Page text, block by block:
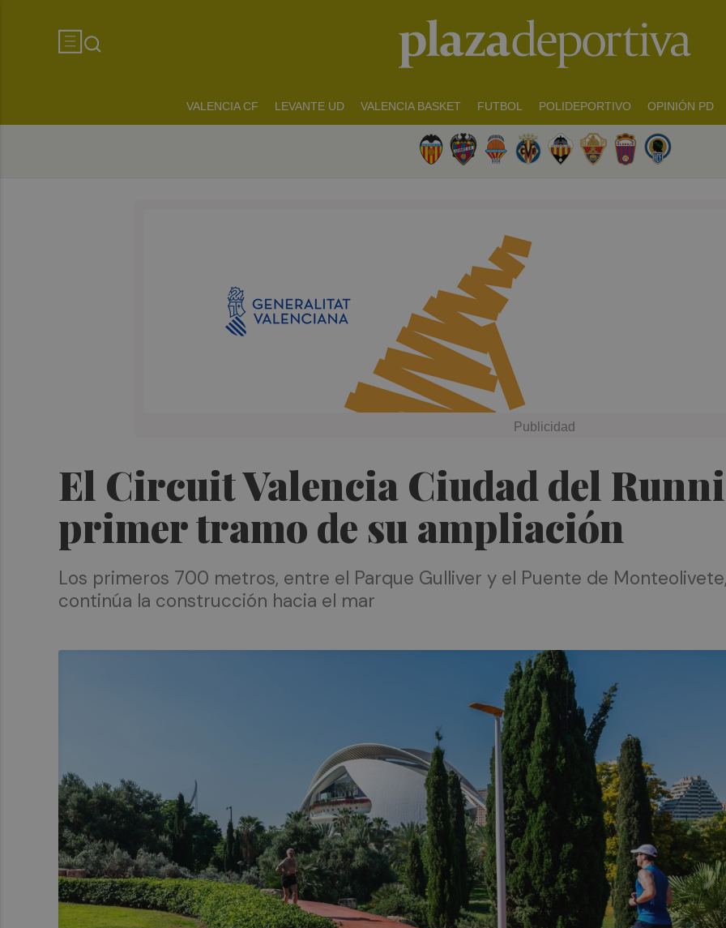
VALENCIA CF LEVANTE UD VALENCIA BASKET FUTBOL POLIDEPORTIVO OPINIÓN PD
El Circuit Valencia Ciudad del
primer tramo de su ampliación
Los primeros 700 metros, entre el Parque Gulliver y el Puente de
continúa la construcción hacia el mar